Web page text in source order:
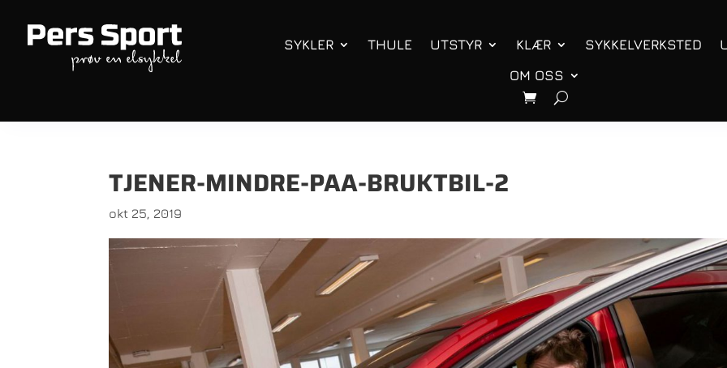
SYKLER THULE UTSTYR KLÆR SYKKELVERKSTED
OM OSS
TJENER-MINDRE-PAA-BRUKTBIL-2
okt 25, 2019